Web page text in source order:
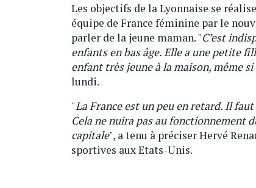
Les objectifs de la Lyonnaise se
équipe de France féminine par le
parler de la jeune maman. "C’est
enfants en bas âge. Elle a une petite
enfant très jeune à la maison, même si
lundi.
"La France est un peu en retard. Il
Cela ne nuira pas au fonctionnement
capitale", a tenu à préciser Hervé
sportives aux Etats-Unis.